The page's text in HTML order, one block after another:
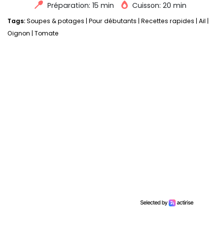
Préparation: 15 min
Cuisson: 20 min
Tags:Soupes & potages Pour débutants Recettes rapides Ail
Oignon Tomate